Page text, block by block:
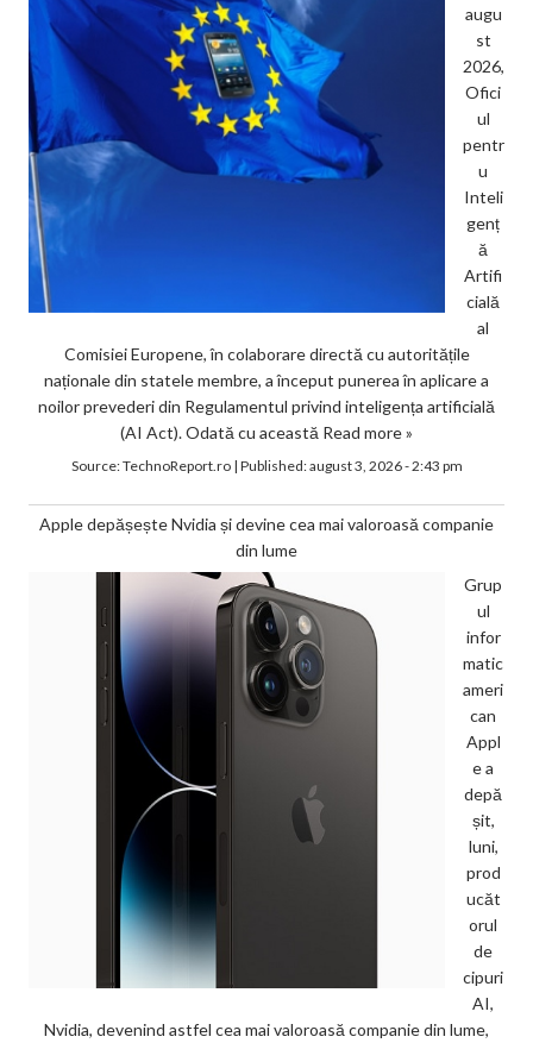
augu
st
2026,
Ofici
ul
pentr
u
Inteli
genț
ă
Artifi
cială
al
Comisiei Europene, în colaborare directă cu autoritățile
naționale din statele membre, a început punerea în aplicare a
noilor prevederi din Regulamentul privind inteligența artificială
(AI Act). Odată cu această Read more »
Source:TechnoReport.ro| Published:august 3, 2026 - 2:43 pm
Apple depășește Nvidia și devine cea mai valoroasă companie
din lume
Grup
ul
infor
matic
ameri
can
Appl
e a
depă
șit,
luni,
prod
ucăt
orul
de
cipuri
AI,
Nvidia, devenind astfel cea mai valoroasă companie din lume,